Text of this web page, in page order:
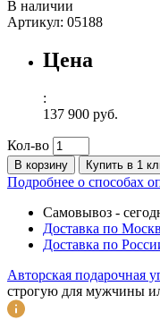
В наличии
Артикул: 05188
Цена
:
137 900 руб.
Кол-во
В корзину Купить в 1
Подробнее о способах
Самовывоз -
Доставка по
Доставка по
Авторская подарочная
строгую для мужчины